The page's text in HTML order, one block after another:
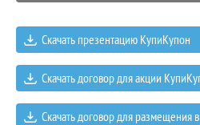
Скачать презентацию КупиКупон
Скачать договор для акции
Скачать договор для размещения